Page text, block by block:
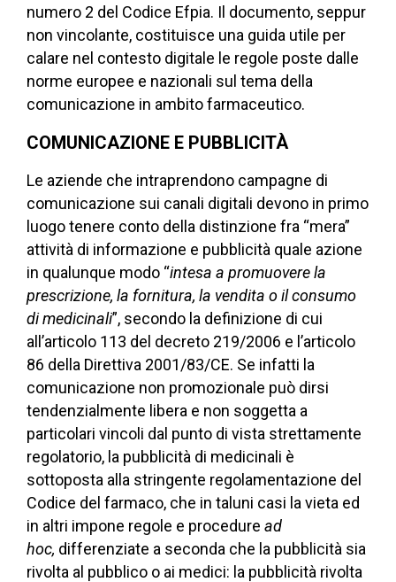
numero 2 del Codice Efpia. Il documento, seppur
non vincolante, costituisce una guida utile per
calare nel contesto digitale le regole poste dalle
norme europee e nazionali sul tema della
comunicazione in ambito farmaceutico.
COMUNICAZIONE E PUBBLICITÀ
Le aziende che intraprendono campagne di
comunicazione sui canali digitali devono in primo
luogo tenere conto della distinzione fra “mera”
attività di informazione e pubblicità quale azione
in qualunque modo “intesa a promuovere la
prescrizione, la fornitura, la vendita o il consumo
di medicinali”, secondo la definizione di cui
all’articolo 113 del decreto 219/2006 e l’articolo
86 della Direttiva 2001/83/CE. Se infatti la
comunicazione non promozionale può dirsi
tendenzialmente libera e non soggetta a
particolari vincoli dal punto di vista strettamente
regolatorio, la pubblicità di medicinali è
sottoposta alla stringente regolamentazione del
Codice del farmaco, che in taluni casi la vieta ed
in altri impone regole e procedure ad
hoc, differenziate a seconda che la pubblicità sia
rivolta al pubblico o ai medici: la pubblicità rivolta